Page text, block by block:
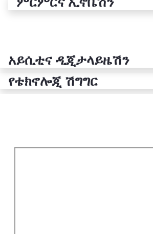
አይሲቲና ዲጂታላይዜሽን
የቴክኖሎጂ ሽግግር